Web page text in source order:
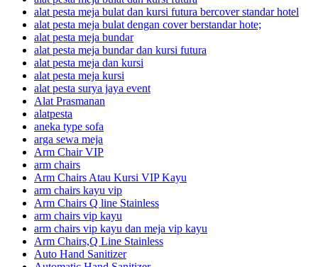
alat pesta meja bulat dan kursi futura bercover standar hotel
alat pesta meja bulat dengan cover berstandar hote;
alat pesta meja bundar
alat pesta meja bundar dan kursi futura
alat pesta meja dan kursi
alat pesta meja kursi
alat pesta surya jaya event
Alat Prasmanan
alatpesta
aneka type sofa
arga sewa meja
Arm Chair VIP
arm chairs
Arm Chairs Atau Kursi VIP Kayu
arm chairs kayu vip
Arm Chairs Q line Stainless
arm chairs vip kayu
arm chairs vip kayu dan meja vip kayu
Arm Chairs,Q Line Stainless
Auto Hand Sanitizer